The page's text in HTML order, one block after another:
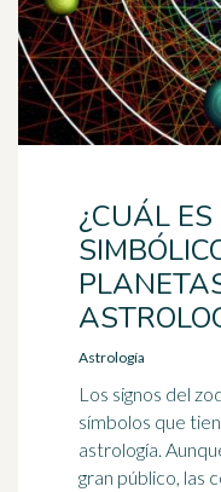
¿CUÁL
Astrología
Los signos del
símbolos que
astrología.
gran público, las